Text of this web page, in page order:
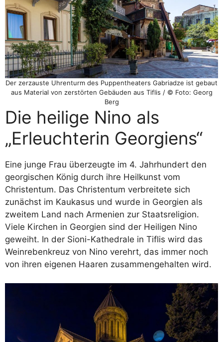
Der zerzauste Uhrenturm des Puppentheaters Gabriadze ist gebaut
aus Material von zerstörten Gebäuden aus Tiflis / © Foto: Georg
Berg
Die heilige Nino als
„Erleuchterin Georgiens“
Eine junge Frau überzeugte im 4. Jahrhundert den
georgischen König durch ihre Heilkunst vom
Christentum. Das Christentum verbreitete sich
zunächst im Kaukasus und wurde in Georgien als
zweitem Land nach Armenien zur Staatsreligion.
Viele Kirchen in Georgien sind der Heiligen Nino
geweiht. In der Sioni-Kathedrale in Tiflis wird das
Weinrebenkreuz von Nino verehrt, das immer noch
von ihren eigenen Haaren zusammengehalten wird.